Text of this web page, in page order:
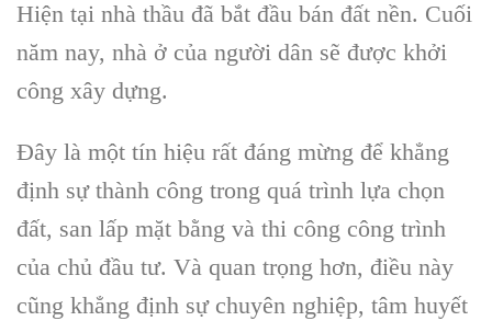
Hiện tại nhà thầu đã bắt đầu bán đất nền. Cuối
năm nay, nhà ở của người dân sẽ được khởi
công xây dựng.
Đây là một tín hiệu rất đáng mừng để khẳng
định sự thành công trong quá trình lựa chọn
đất, san lấp mặt bằng và thi công công trình
của chủ đầu tư. Và quan trọng hơn, điều này
cũng khẳng định sự chuyên nghiệp, tâm huyết